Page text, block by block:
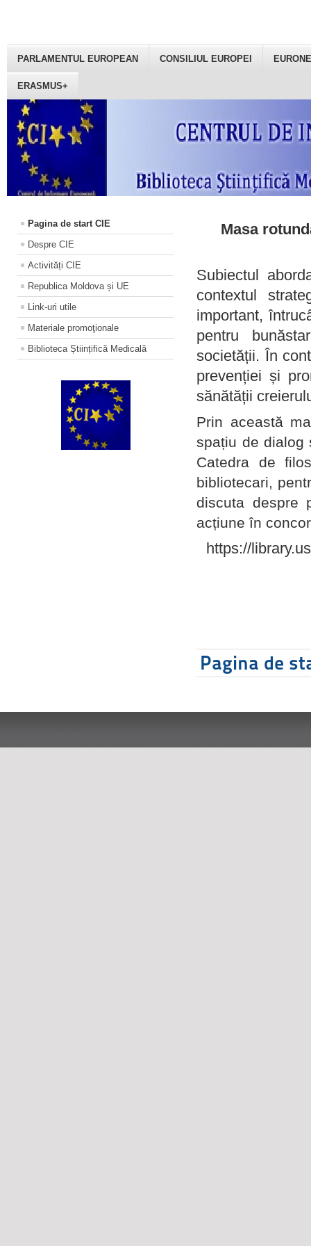
PARLAMENTUL EUROPEAN CONSILIUL EUROPEI
ERASMUS+
Pagina de start CIE
Despre CIE
Activități CIE
Republica Moldova și UE
Link-uri utile
Materiale promoţionale
Biblioteca Științifică Medicală
Masa
Subiectul
contextul
important,
pentru
societății. În
prevenției și
sănătății
Prin această
spațiu de dialog
Catedra de
bibliotecari,
discuta despre
acțiune în
https://
Pagina de